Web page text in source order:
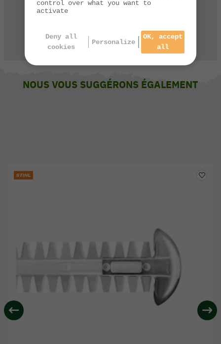
03 84 44 67 32
CONTACTEZ-NOUS
NOUS VOUS SUGGÉRONS ÉGALEMENT
control over what you want to
activate
Deny all
cookies
Personalize
OK, accept
all